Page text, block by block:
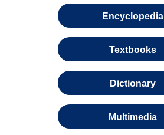
Encyclopedia
Textbooks
Dictionary
Multimedia